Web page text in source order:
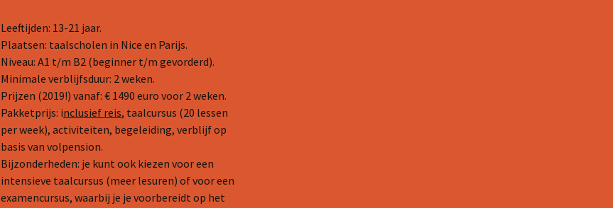
Leeftijden: 13-21 jaar.
Plaatsen: taalscholen in Nice en Parijs.
Niveau: A1 t/m B2 (beginner t/m gevorderd).
Minimale verblijfsduur: 2 weken.
Prijzen (2019!) vanaf: € 1490 euro voor 2 weken.
Pakketprijs: inclusief reis, taalcursus (20 lessen
per week), activiteiten, begeleiding, verblijf op
basis van volpension.
Bijzonderheden: je kunt ook kiezen voor een
intensieve taalcursus (meer lesuren) of voor een
examencursus, waarbij je je voorbereidt op het